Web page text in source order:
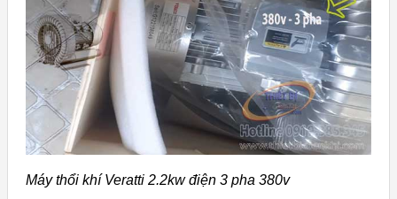
Máy thổi khí Veratti 2.2kw điện 3 pha 380v